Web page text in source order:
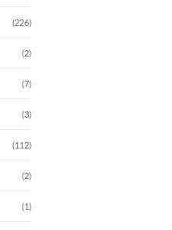
(226)
(2)
(7)
(3)
(112)
(2)
(1)